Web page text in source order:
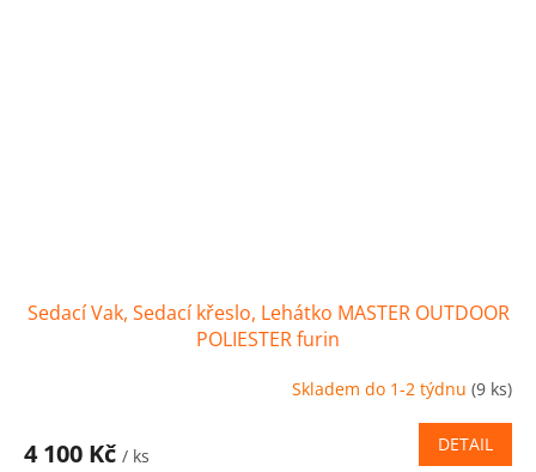
Sedací Vak, Sedací křeslo, Lehátko MASTER OUTDOOR
POLIESTER furin
Skladem do 1-2 týdnu (9 ks)
4 100 Kč / ks
DETAIL